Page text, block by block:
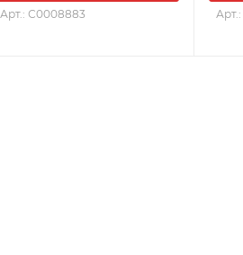
Арт.: С0008883